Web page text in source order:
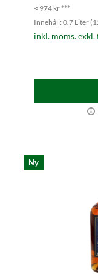
≈ 974 kr ***
Innehåll: 0.7 Liter
inkl. moms.
Ny